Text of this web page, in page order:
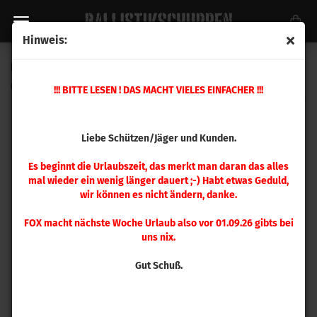
Hinweis:
!!! BITTE LESEN ! DAS MACHT VIELES EINFACHER !!!
Liebe Schützen/Jäger und Kunden.
Es beginnt die Urlaubszeit, das merkt man daran das alles
mal wieder ein wenig länger dauert ;-) Habt etwas Geduld,
wir können es nicht ändern, danke.
FOX macht nächste Woche Urlaub also vor 01.09.26 gibts bei
uns nix.
Gut Schuß.
392363)